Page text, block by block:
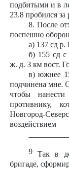
подбитыми и в
23.8 пробился за
8. После
поспешно
а) 137 сд р.
б) 155 сд с
ж. д. 3 км вост.
в) южнее
подчинена мне.
чтобы
противнику,
Новгород-
воздействием
9Так в
бригаде,